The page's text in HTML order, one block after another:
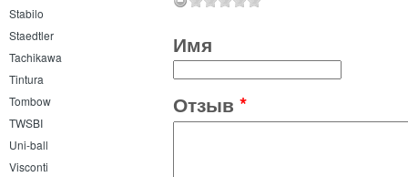
Stabilo
Staedtler
Tachikawa
Tintura
Tombow
TWSBI
Uni-ball
Visconti
Имя
Отзыв *